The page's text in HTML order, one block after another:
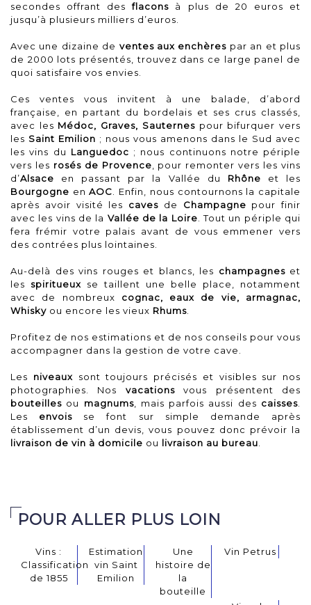
secondes offrant desflacons à plus de 20 euros et
jusqu’à plusieurs milliers d’euros.
Avec une dizaine de ventes aux enchères par an et plus
de 2000 lots présentés, trouvez dans ce large panel de
quoi satisfaire vos envies.
Ces ventes vous invitent à une balade, d’abord
française, en partant du bordelais et ses crus classés,
avec les Médoc, Graves, Sauternespour bifurquer vers
les Saint Emilion ; nous vous amenons dans le Sud avec
les vins du Languedoc ; nous continuons notre périple
vers les rosés de Provence, pour remonter vers les vins
d’Alsace en passant par la Vallée du Rhône et les
Bourgogne enAOC. Enfin, nous contournons la capitale
après avoir visité les caves de Champagne pour finir
avec les vins de la Vallée de la Loire. Tout un périple qui
fera frémir votre palais avant de vous emmener vers
des contrées plus lointaines.
Au-delà des vins rouges et blancs, les champagneset
les spiritueux se taillent une belle place, notamment
avec de nombreux cognac, eaux de vie, armagnac,
Whisky ou encore les vieux Rhums.
Profitez de nos estimations et de nos conseils pour vous
accompagner dans la gestion de votre cave.
Les niveauxsont toujours précisés et visibles sur nos
photographies. Nos vacationsvous présentent des
bouteilles ou magnums, mais parfois aussi des caisses.
Les envois se font sur simple demande après
établissement d’un devis, vous pouvez donc prévoir la
livraison de vin à domicile ou livraison au bureau.
POUR ALLER PLUS LOIN
Vins :
Classification
de 1855
Estimation
vin Saint
Emilion
Une
histoire de
la
bouteille
Vin Petrus